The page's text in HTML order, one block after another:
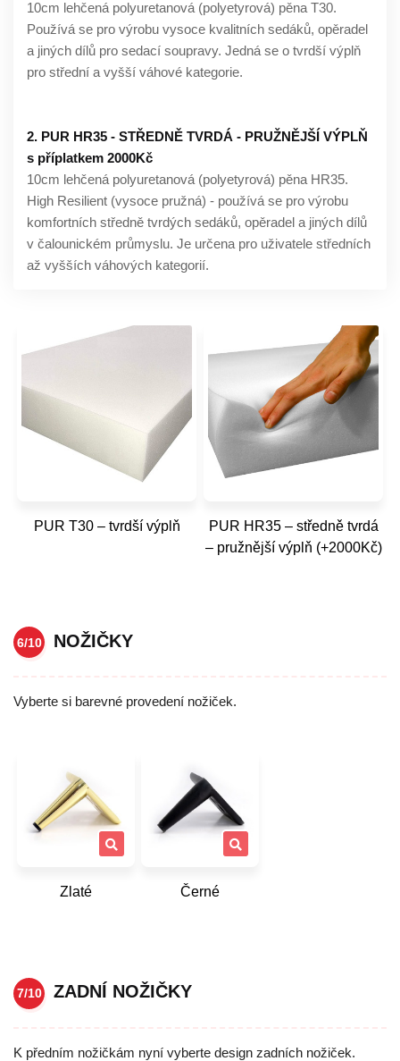
10cm lehčená polyuretanová (polyetyrová) pěna T30.
Používá se pro výrobu vysoce kvalitních sedáků, opěradel
a jiných dílů pro sedací soupravy. Jedná se o tvrdší výplň
pro střední a vyšší váhové kategorie.
2. PUR HR35 - STŘEDNĚ TVRDÁ - PRUŽNĚJŠÍ VÝPLŇ
s příplatkem 2000Kč
10cm lehčená polyuretanová (polyetyrová) pěna HR35.
High Resilient (vysoce pružná) - používá se pro výrobu
komfortních středně tvrdých sedáků, opěradel a jiných dílů
v čalounickém průmyslu. Je určena pro uživatele středních
až vyšších váhových kategorií.
PUR T30 – tvrdší výplň
PUR HR35 – středně tvrdá
– pružnější výplň (+2000Kč)
6/10 NOŽIČKY
Vyberte si barevné provedení nožiček.
Zlaté Černé
7/10 ZADNÍ NOŽIČKY
K předním nožičkám nyní vyberte design zadních nožiček.